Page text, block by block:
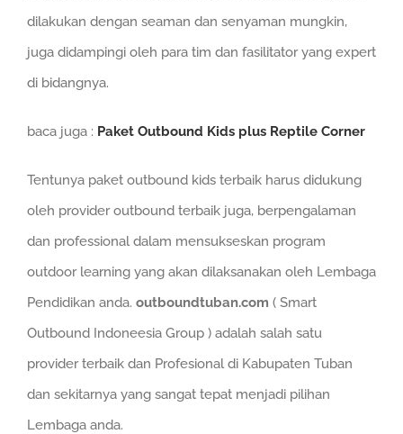
dilakukan dengan seaman dan senyaman mungkin,
juga didampingi oleh para tim dan fasilitator yang expert
di bidangnya.
baca juga : Paket Outbound Kids plus Reptile Corner
Tentunya paket outbound kids terbaik harus didukung
oleh provider outbound terbaik juga, berpengalaman
dan professional dalam mensukseskan program
outdoor learning yang akan dilaksanakan oleh Lembaga
Pendidikan anda. outboundtuban.com ( Smart
Outbound Indoneesia Group ) adalah salah satu
provider terbaik dan Profesional di Kabupaten Tuban
dan sekitarnya yang sangat tepat menjadi pilihan
Lembaga anda.